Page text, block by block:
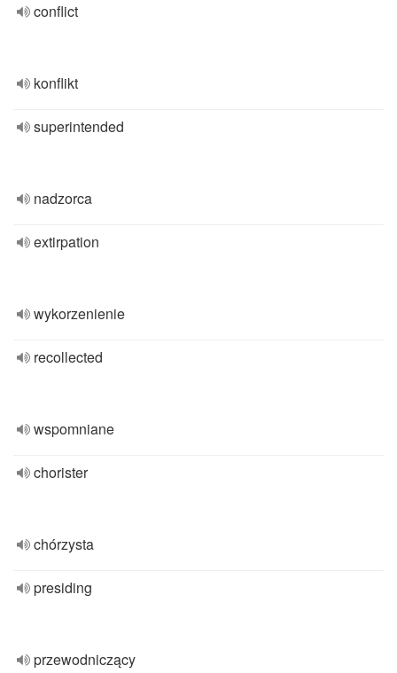
conflict
konflikt
superintended
nadzorca
extirpation
wykorzenienie
recollected
wspomniane
chorister
chórzysta
presiding
przewodniczący